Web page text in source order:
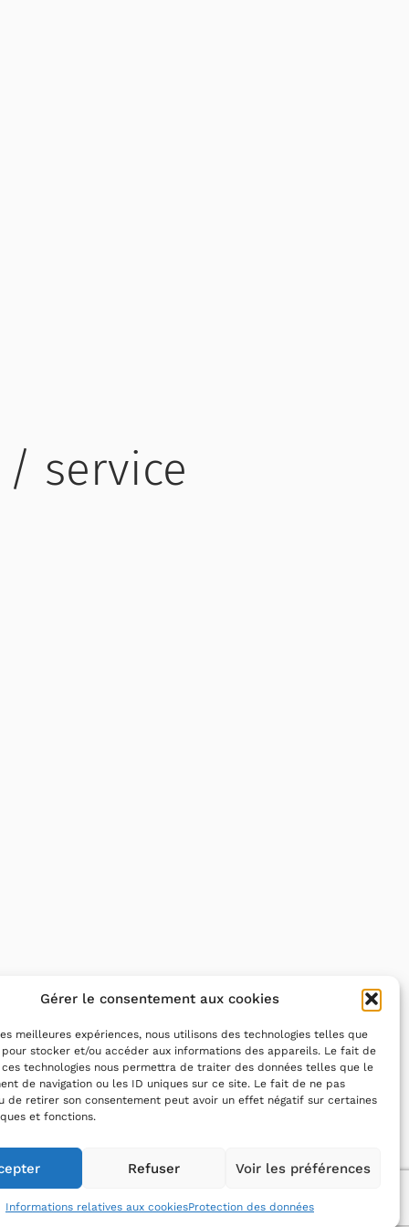
Gérer le consentement aux cookies
meilleures expériences, nous utilisons des technologies telles que
pour stocker et/ou accéder aux informations des appareils. Le fait de
technologies nous permettra de traiter des données telles que le
de navigation ou les ID uniques sur ce site. Le fait de ne pas
de retirer son consentement peut avoir un effet négatif sur certaines
et fonctions.
Refuser Voir les préférences
Informations relatives aux cookiesProtection des données
/ service
(79%)